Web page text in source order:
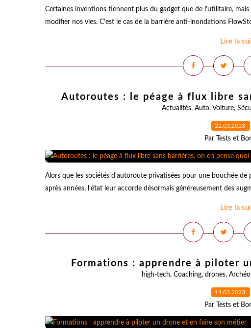
Certaines inventions tiennent plus du gadget que de l'utilitaire,
modifier nos vies. C'est le cas de la barrière anti-inondations
Lire la
Autoroutes : le péage à flux libre
Actualités, Auto, Voiture,
22.03.2023
Par Tests et
Alors que les sociétés d'autoroute privatisées pour une bouchée
après années, l'état leur accorde désormais généreusement des
Lire la
Formations : apprendre à piloter
high-tech, Coaching, drones,
14.03.2023
Par Tests et